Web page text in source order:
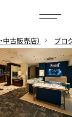
古販売店） ブロ